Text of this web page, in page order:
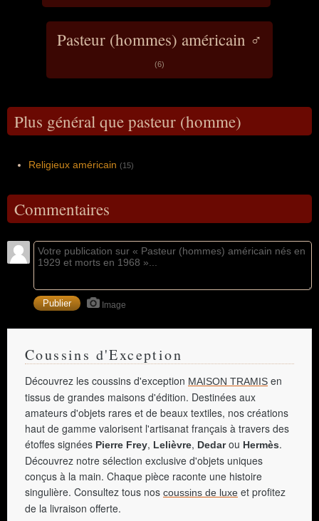
jour férié aux États-Unis.
Pasteur (hommes) américain ♂
(6)
Plus général que pasteur (homme)
Religieux américain (15)
Commentaires
Image
Coussins d'Exception
Découvrez les coussins d'exception MAISON TRAMIS en
tissus de grandes maisons d'édition. Destinées aux
amateurs d'objets rares et de beaux textiles, nos créations
haut de gamme valorisent l'artisanat français à travers des
étoffes signées Pierre Frey, Lelièvre, Dedarou Hermès.
Découvrez notre sélection exclusive d'objets uniques
conçus à la main. Chaque pièce raconte une histoire
singulière. Consultez tous nos coussins de luxe et profitez
de la livraison offerte.